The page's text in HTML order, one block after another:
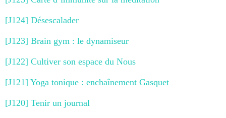
[J124] Désescalader
[J123] Brain gym : le dynamiseur
[J122] Cultiver son espace du Nous
[J121] Yoga tonique : enchaînement Gasquet
[J120] Tenir un journal